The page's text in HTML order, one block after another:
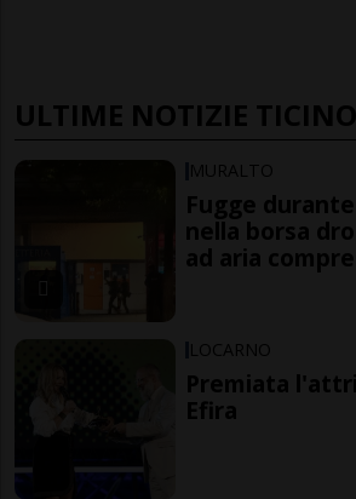
ULTIME NOTIZIE TICINO
MURALTO
Fugge
nella borsa
ad aria
LOCARNO
Premiata
Efira